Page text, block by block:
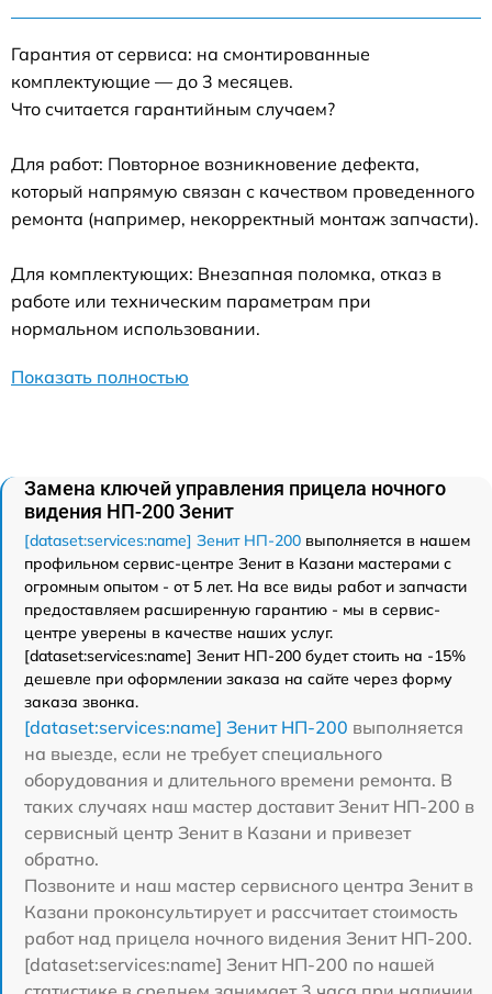
Гарантия от сервиса: на смонтированные
комплектующие — до 3 месяцев.
Что считается гарантийным случаем?
Для работ: Повторное возникновение дефекта,
который напрямую связан с качеством проведенного
ремонта (например, некорректный монтаж запчасти).
Для комплектующих: Внезапная поломка, отказ в
работе или техническим параметрам при
нормальном использовании.
Показать полностью
Замена ключей управления прицела ночного
видения НП-200 Зенит
[dataset:services:name] Зенит НП-200 выполняется в нашем
профильном сервис-центре Зенит в Казани мастерами с
огромным опытом - от 5 лет. На все виды работ и запчасти
предоставляем расширенную гарантию - мы в сервис-
центре уверены в качестве наших услуг.
[dataset:services:name] Зенит НП-200 будет стоить на -15%
дешевле при оформлении заказа на сайте через форму
заказа звонка.
[dataset:services:name] Зенит НП-200 выполняется
на выезде, если не требует специального
оборудования и длительного времени ремонта. В
таких случаях наш мастер доставит Зенит НП-200 в
сервисный центр Зенит в Казани и привезет
обратно.
Позвоните и наш мастер сервисного центра Зенит в
Казани проконсультирует и рассчитает стоимость
работ над прицела ночного видения Зенит НП-200.
[dataset:services:name] Зенит НП-200 по нашей